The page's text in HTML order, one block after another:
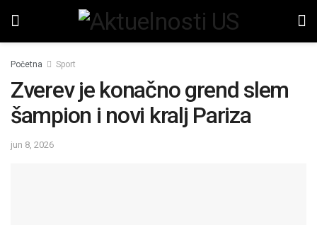
Početna Sport
Zverev je konačno grend slem
šampion i novi kralj Pariza
jun 8, 2026